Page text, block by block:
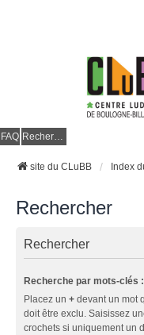
FAQ Rechercher
site du CLuBB Index
Rechercher
Rechercher
Recherche par mots-clés :
Placez un + devant un mot
doit être exclu. Saisissez
crochets si uniquement un